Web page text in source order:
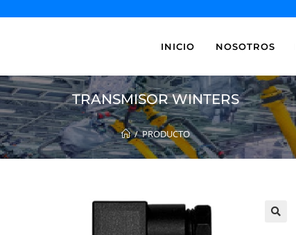
INICIO NOSOTROS
TRANSMISOR WINTERS
/ PRODUCTO